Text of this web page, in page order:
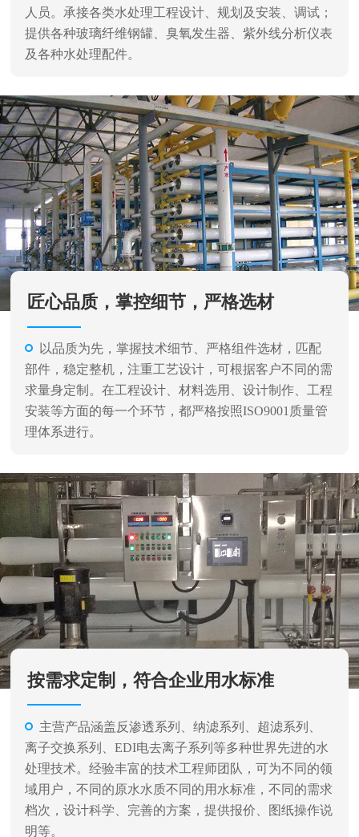
人员。承接各类水处理工程设计、规划及安装、调试；
提供各种玻璃纤维钢罐、臭氧发生器、紫外线分析仪表
及各种水处理配件。
匠心品质，掌控细节，严格选材
以品质为先，掌握技术细节、严格组件选材，匹配
部件，稳定整机，注重工艺设计，可根据客户不同的需
求量身定制。在工程设计、材料选用、设计制作、工程
安装等方面的每一个环节，都严格按照ISO9001质量管
理体系进行。
按需求定制，符合企业用水标准
主营产品涵盖反渗透系列、纳滤系列、超滤系列、
离子交换系列、EDI电去离子系列等多种世界先进的水
处理技术。经验丰富的技术工程师团队，可为不同的领
域用户，不同的原水水质不同的用水标准，不同的需求
档次，设计科学、完善的方案，提供报价、图纸操作说
明等。